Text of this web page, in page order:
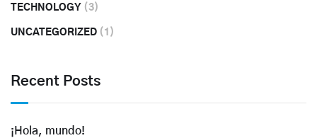
TECHNOLOGY (3)
UNCATEGORIZED (1)
Recent Posts
¡Hola, mundo!